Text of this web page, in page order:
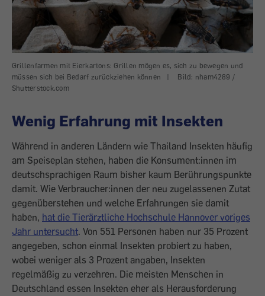
Grillenfarmen mit Eierkartons: Grillen mögen es, sich zu bewegen und
müssen sich bei Bedarf zurückziehen können
|
Bild: nham4289 /
Shutterstock.com
Wenig Erfahrung mit Insekten
Während in anderen Ländern wie Thailand Insekten häufig
am Speiseplan stehen, haben die Konsument:innen im
deutschsprachigen Raum bisher kaum Berührungspunkte
damit. Wie Verbraucher:innen der neu zugelassenen Zutat
gegenüberstehen und welche Erfahrungen sie damit
haben, hat die Tierärztliche Hochschule Hannover voriges
Jahr untersucht. Von 551 Personen haben nur 35 Prozent
angegeben, schon einmal Insekten probiert zu haben,
wobei weniger als 3 Prozent angaben, Insekten
regelmäßig zu verzehren. Die meisten Menschen in
Deutschland essen Insekten eher als Herausforderung